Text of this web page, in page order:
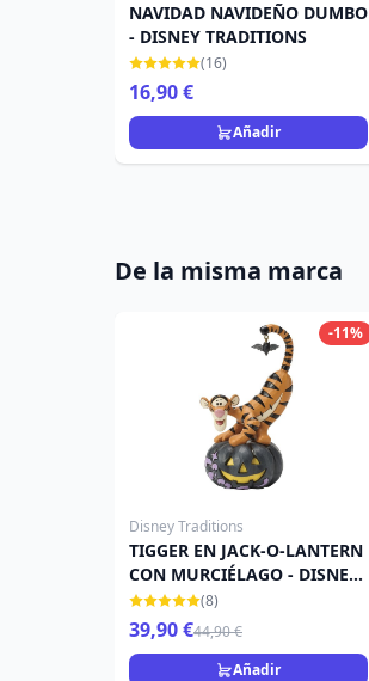
NAVIDAD NAVIDEÑO DUMBO
- DISNEY TRADITIONS
(16)
16,90 €
Añadir
De la misma marca
-11%
Disney Traditions
TIGGER EN JACK-O-LANTERN
CON MURCIÉLAGO - DISNEY
TRADITIONS
(8)
39,90 €44,90 €
Añadir